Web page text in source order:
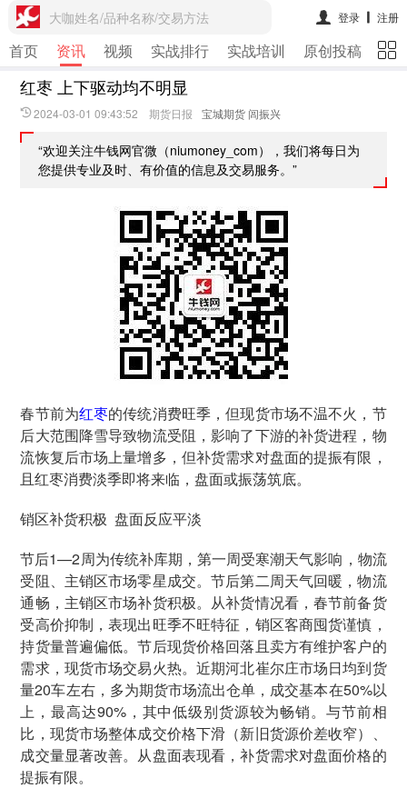
大咖姓名/品种名称/交易方法 登录 注册
首页 资讯 视频 实战排行 实战培训 原创投稿 期
红枣 上下驱动均不明显
2024-03-01 09:43:52 期货日报 宝城期货 闾振兴
“欢迎关注牛钱网官微（niumoney_com），我们将每日为
您提供专业及时、有价值的信息及交易服务。”
春节前为红枣的传统消费旺季，但现货市场不温不火，节
后大范围降雪导致物流受阻，影响了下游的补货进程，物
流恢复后市场上量增多，但补货需求对盘面的提振有限，
且红枣消费淡季即将来临，盘面或振荡筑底。
销区补货积极 盘面反应平淡
节后1—2周为传统补库期，第一周受寒潮天气影响，物流
受阻、主销区市场零星成交。节后第二周天气回暖，物流
通畅，主销区市场补货积极。从补货情况看，春节前备货
受高价抑制，表现出旺季不旺特征，销区客商囤货谨慎，
持货量普遍偏低。节后现货价格回落且卖方有维护客户的
需求，现货市场交易火热。近期河北崔尔庄市场日均到货
量20车左右，多为期货市场流出仓单，成交基本在50%以
上，最高达90%，其中低级别货源较为畅销。与节前相
比，现货市场整体成交价格下滑（新旧货源价差收窄）、
成交量显著改善。从盘面表现看，补货需求对盘面价格的
提振有限。